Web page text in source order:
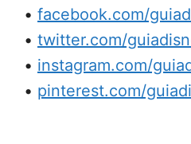
• facebook.com/
• twitter.com/
• instagram.com/
• pinterest.com/